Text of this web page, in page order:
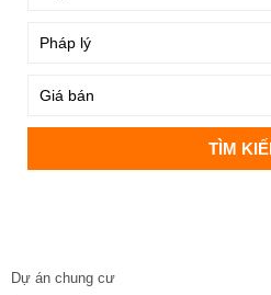
Dự án chung cư